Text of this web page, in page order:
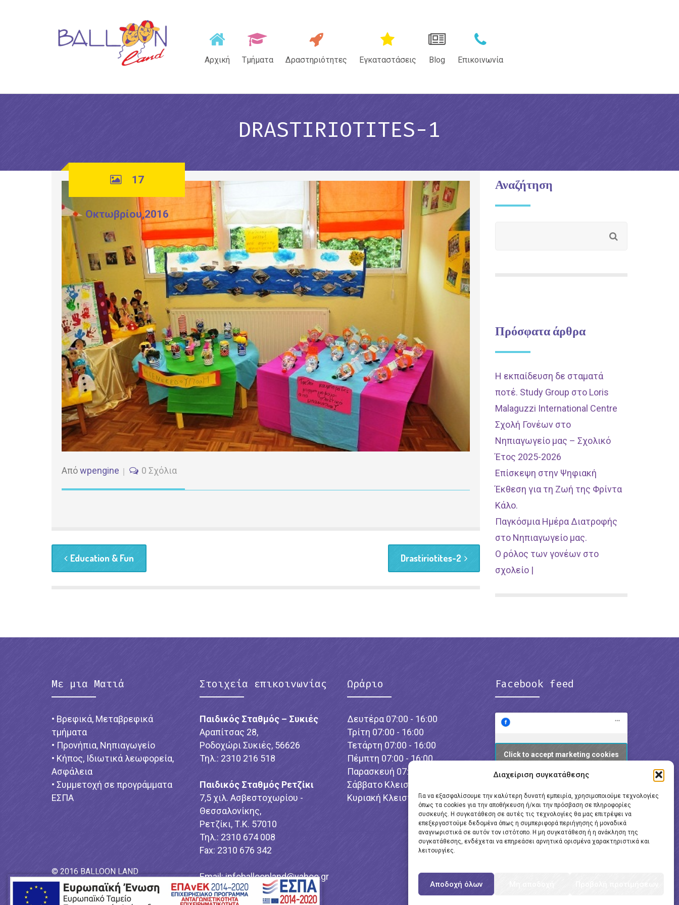
Διαχείριση συγκατάθεσης
Για να εξασφαλίσουμε την καλύτερη δυνατή εμπειρία, χρησιμοποιούμε τεχνολογίες
όπως τα cookies για την αποθήκευση ή/και την πρόσβαση σε πληροφορίες
συσκευής. Η συγκατάθεση σε αυτές τις τεχνολογίες θα μας επιτρέψει να
επεξεργαστούμε δεδομένα όπως η συμπεριφορά περιήγησης ή μοναδικά
αναγνωριστικά σε αυτόν τον ιστότοπο. Η μη συγκατάθεση ή η ανάκληση της
συγκατάθεσης, ενδέχεται να επηρεάσει αρνητικά ορισμένα χαρακτηριστικά και
λειτουργίες.
Αποδοχή όλων
Αρχική Τμήματα Δραστηριότητες Εγκαταστάσεις Blog Επικοινωνία
DRASTIRIOTITES-1
17
Οκτωβρίου,2016
Απόwpengine 0 Σχόλια
Education & Fun Drastiriotites-2
Αναζήτηση
Πρόσφατα άρθρα
Η εκπαίδευση δε σταματά
ποτέ. Study Group στο Loris
Malaguzzi International Centre
Σχολή Γονέων στο
Νηπιαγωγείο μας – Σχολικό
Έτος 2025-2026
Επίσκεψη στην Ψηφιακή
Έκθεση για τη Ζωή της Φρίντα
Κάλο.
Παγκόσμια Ημέρα Διατροφής
στο Νηπιαγωγείο μας.
Ο ρόλος των γονέων στο
σχολείο |
Με μια Ματιά
• Βρεφικά, Μεταβρεφικά
τμήματα
• Προνήπια, Νηπιαγωγείο
• Κήπος, Ιδιωτικά λεωφορεία,
Ασφάλεια
• Συμμετοχή σε προγράμματα
ΕΣΠΑ
© 2016 BALLOON LAND
Power by
Στοιχεία επικοινωνίας
Παιδικός Σταθμός – Συκιές
Αραπίτσας 28,
Ροδοχώρι Συκιές, 56626
Τηλ.: 2310 216 518
Παιδικός Σταθμός Ρετζίκι
7,5 χιλ. Ασβεστοχωρίου -
Θεσσαλονίκης,
Ρετζίκι, Τ.Κ. 57010
Τηλ.: 2310 674 008
Fax: 2310 676 342
Email:infoballoonland@yahoo.gr
Ωράριο
Δευτέρα 07:00 - 16:00
Τρίτη 07:00 - 16:00
Τετάρτη 07:00 - 16:00
Πέμπτη 07:00 - 16:00
Παρασκευή 07:00 - 16:00
Σάββατο Κλειστό
Κυριακή Κλειστό
Facebook feed
Click to accept marketing cookies